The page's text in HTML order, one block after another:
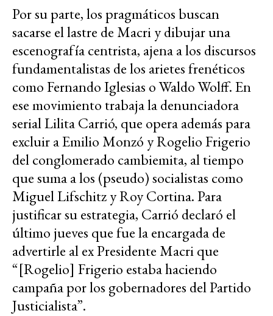
Por su parte, los pragmáticos buscan
sacarse el lastre de Macri y dibujar una
escenografía centrista, ajena a los discursos
fundamentalistas de los arietes frenéticos
como Fernando Iglesias o Waldo Wolff. En
ese movimiento trabaja la denunciadora
serial Lilita Carrió, que opera además para
excluir a Emilio Monzó y Rogelio Frigerio
del conglomerado cambiemita, al tiempo
que suma a los (pseudo) socialistas como
Miguel Lifschitz y Roy Cortina. Para
justificar su estrategia, Carrió declaró el
último jueves que fue la encargada de
advertirle al ex Presidente Macri que
“[Rogelio] Frigerio estaba haciendo
campaña por los gobernadores del Partido
Justicialista”.